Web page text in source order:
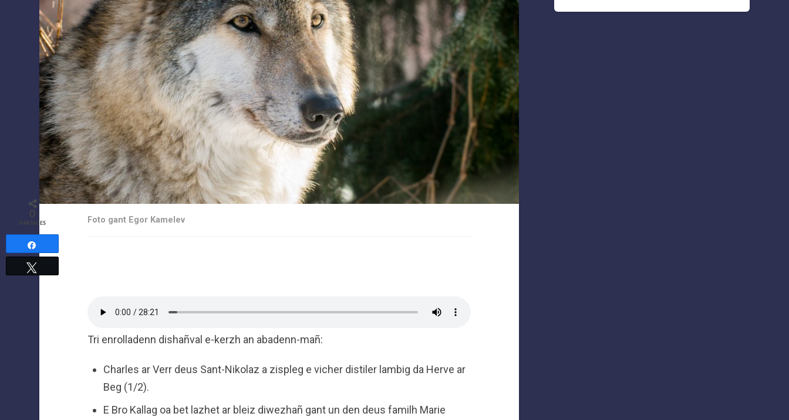
Foto gant Egor Kamelev
Tri enrolladenn dishañval e-kerzh an abadenn-mañ:
Charles ar Verr deus Sant-Nikolaz a zispleg e vicher distiler lambig da Herve ar
Beg (1/2).
E Bro Kallag oa bet lazhet ar bleiz diwezhañ gant un den deus familh Marie
PARTAGES